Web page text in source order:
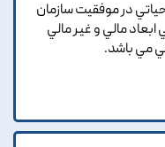
در موفقيت سازمان
مالي و غير مالي
مي باشد.